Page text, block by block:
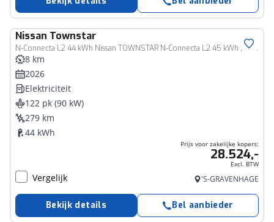
Nissan Townstar
N-Connecta L2 44 kWh Nissan TOWNSTAR N-Connecta L2 45 kWh | 22% VOORRAAD KORTING | TREKVERMOGEN 1500KG | APPLE CAR/ANDROID AUTO | ECO LEDER |
Bedrijfswagen
8 km
2026
Elektriciteit
122 pk (90 kW)
279 km
44 kWh
Prijs voor zakelijke kopers:
28.524,-
Excl. BTW
Vergelijk 'S-GRAVENHAGE
Bekijk details Bel aanbieder